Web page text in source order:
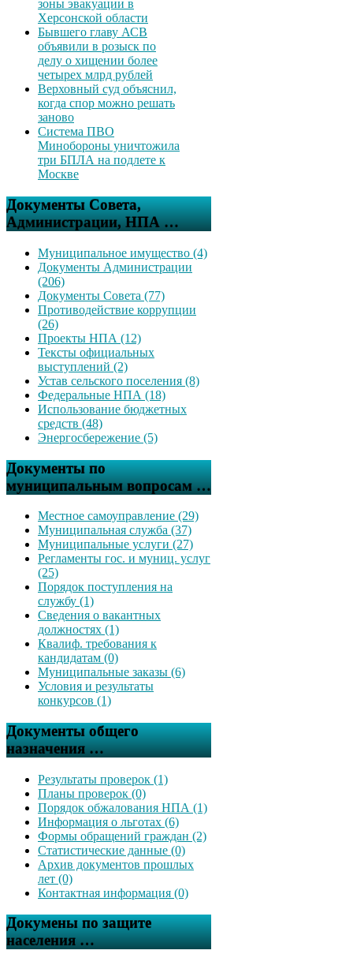
зоны эвакуации в
Херсонской области
Бывшего главу АСВ
объявили в розыск по
делу о хищении более
четырех млрд рублей
Верховный суд объяснил,
когда спор можно решать
заново
Система ПВО
Минобороны уничтожила
три БПЛА на подлете к
Москве
Документы Совета,
Администрации, НПА …
Муниципальное имущество (4)
Документы Администрации
(206)
Документы Совета (77)
Противодействие коррупции
(26)
Проекты НПА (12)
Тексты официальных
выступлений (2)
Устав сельского поселения (8)
Федеральные НПА (18)
Использование бюджетных
средств (48)
Энергосбережение (5)
Документы по
муниципальным вопросам …
Местное самоуправление (29)
Муниципальная служба (37)
Муниципальные услуги (27)
Регламенты гос. и муниц. услуг
(25)
Порядок поступления на
службу (1)
Сведения о вакантных
должностях (1)
Квалиф. требования к
кандидатам (0)
Муниципальные заказы (6)
Условия и результаты
конкурсов (1)
Документы общего
назначения …
Результаты проверок (1)
Планы проверок (0)
Порядок обжалования НПА (1)
Информация о льготах (6)
Формы обращений граждан (2)
Статистические данные (0)
Архив документов прошлых
лет (0)
Контактная информация (0)
Докумены по защите
населения …